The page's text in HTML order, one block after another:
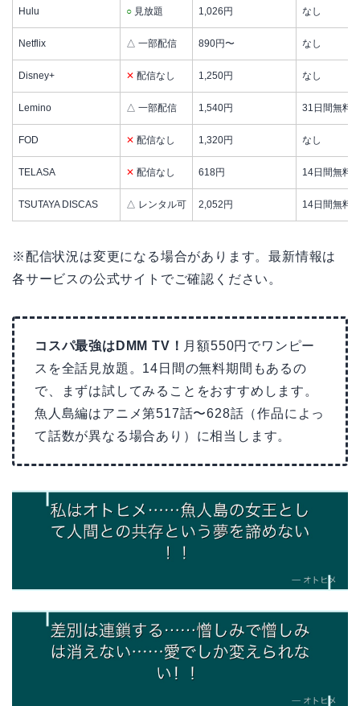
Hulu ○ 見放題 1,026円 なし
Netflix △ 一部配信 890円〜 なし
Disney+ ✕ 配信なし 1,250円 なし
Lemino △ 一部配信 1,540円 31日間無料
FOD ✕ 配信なし 1,320円 なし
TELASA ✕ 配信なし 618円 14日間無料
TSUTAYA DISCAS △ レンタル可 2,052円 14日間無料
※配信状況は変更になる場合があります。最新情報は
各サービスの公式サイトでご確認ください。
コスパ最強はDMM TV！ 月額550円でワンピー
スを全話見放題。14日間の無料期間もあるの
で、まずは試してみることをおすすめします。
魚人島編はアニメ第517話〜628話（作品によっ
て話数が異なる場合あり）に相当します。